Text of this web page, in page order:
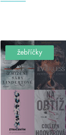
žebříčky